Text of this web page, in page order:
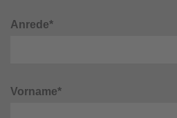
Anrede*
Vorname*